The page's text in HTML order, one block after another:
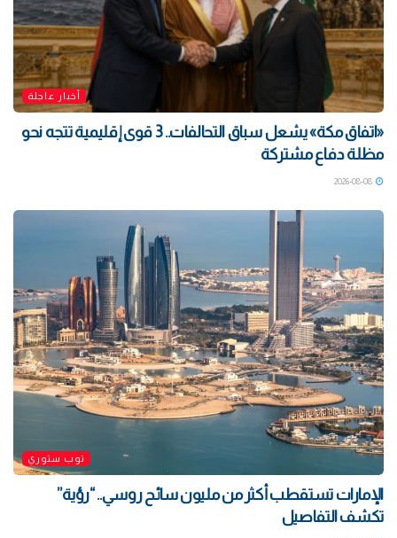
أخبار عاجلة
«اتفاق مكة» يشعل سباق التحالفات.. 3 قوى إقليمية تتجه نحو
مظلة دفاع مشتركة
توب ستوري
الإمارات تستقطب أكثر من مليون سائح روسي.. “رؤية”
تكشف التفاصيل